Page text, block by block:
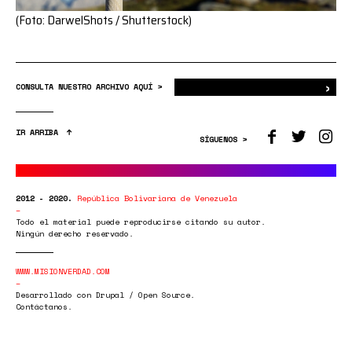
(Foto: DarwelShots / Shutterstock)
CONSULTA NUESTRO ARCHIVO AQUÍ > ›
IR ARRIBA
SÍGUENOS >
2012 - 2020. República Bolivariana de Venezuela
Todo el material puede reproducirse citando su autor.
Ningún derecho reservado.
WWW.MISIONVERDAD.COM
Desarrollado con Drupal / Open Source.
Contáctanos.